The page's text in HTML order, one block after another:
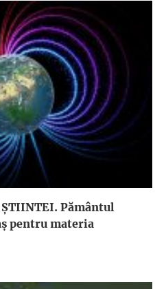
ŞTIINTEI. Pământul
pentru materia